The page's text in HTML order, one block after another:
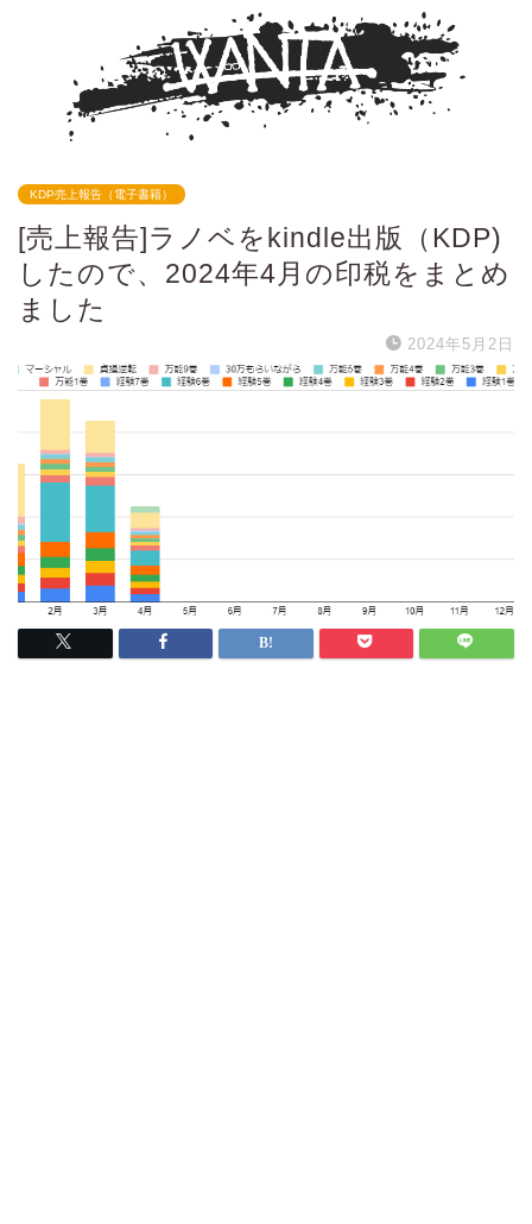
KDP売上報告（電子書籍）
[売上報告]ラノベをkindle出版（KDP)
したので、2024年4月の印税をまとめ
ました
2024年5月2日